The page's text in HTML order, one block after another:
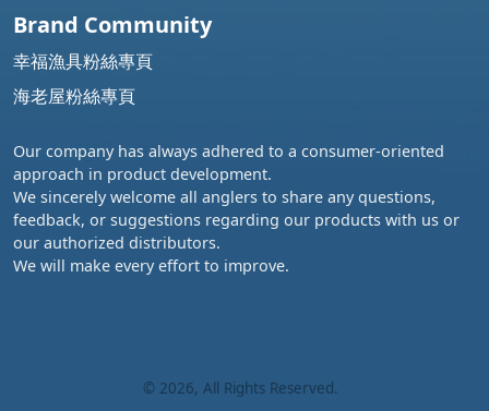
Brand Community
幸福漁具粉絲專頁
海老屋粉絲專頁
Our company has always adhered to a consumer-oriented
approach in product development.
We sincerely welcome all anglers to share any questions,
feedback, or suggestions regarding our products with us or
our authorized distributors.
We will make every effort to improve.
© 2026, All Rights Reserved.